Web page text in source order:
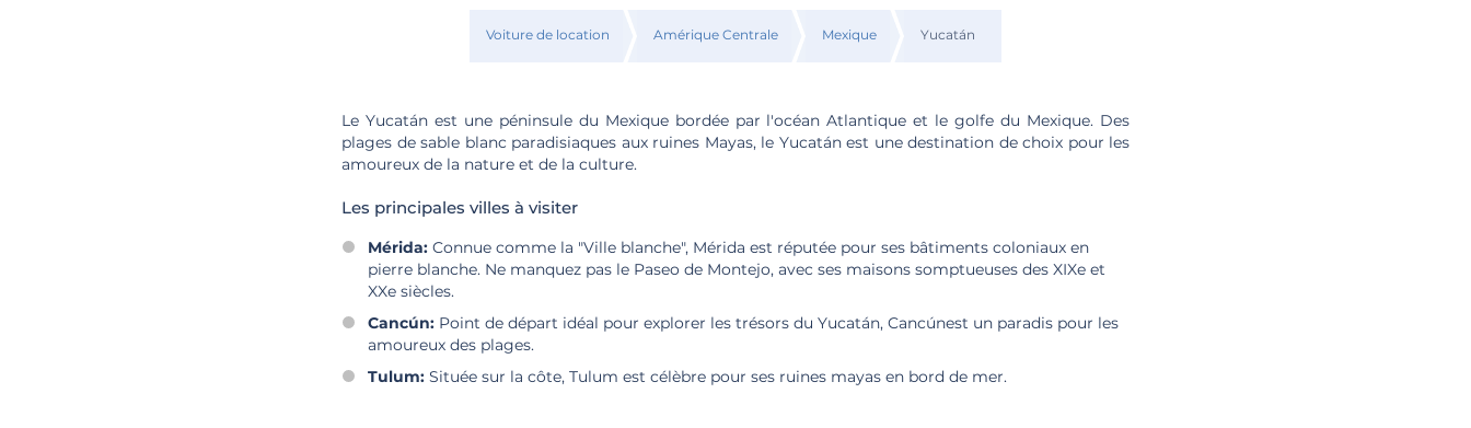
Voiture de location Amérique Centrale Mexique Yucatán
Le Yucatán est une péninsule du Mexique bordée par l'océan Atlantique et le golfe du Mexique. Des
plages de sable blanc paradisiaques aux ruines Mayas, le Yucatán est une destination de choix pour les
amoureux de la nature et de la culture.
Les principales villes à visiter
Mérida: Connue comme la "Ville blanche", Mérida est réputée pour ses bâtiments coloniaux en
pierre blanche. Ne manquez pas le Paseo de Montejo, avec ses maisons somptueuses des XIXe et
XXe siècles.
Cancún: Point de départ idéal pour explorer les trésors du Yucatán, Cancúnest un paradis pour les
amoureux des plages.
Tulum: Située sur la côte, Tulum est célèbre pour ses ruines mayas en bord de mer.